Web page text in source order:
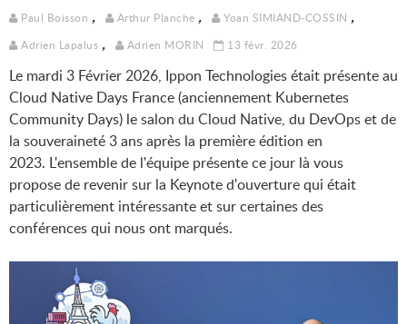
Paul Boisson , Arthur Planche , Yoan SIMIAND-COSSIN ,
Adrien Lapalus , Adrien MORIN 13 févr. 2026
Le mardi 3 Février 2026, Ippon Technologies était présente au
Cloud Native Days France (anciennement Kubernetes
Community Days) le salon du Cloud Native, du DevOps et de
la souveraineté 3 ans après la première édition en
2023. L'ensemble de l'équipe présente ce jour là vous
propose de revenir sur la Keynote d'ouverture qui était
particulièrement intéressante et sur certaines des
conférences qui nous ont marqués.